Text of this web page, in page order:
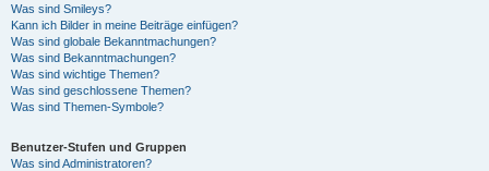
Was sind Smileys?
Kann ich Bilder in meine Beiträge einfügen?
Was sind globale Bekanntmachungen?
Was sind Bekanntmachungen?
Was sind wichtige Themen?
Was sind geschlossene Themen?
Was sind Themen-Symbole?
Benutzer-Stufen und Gruppen
Was sind Administratoren?